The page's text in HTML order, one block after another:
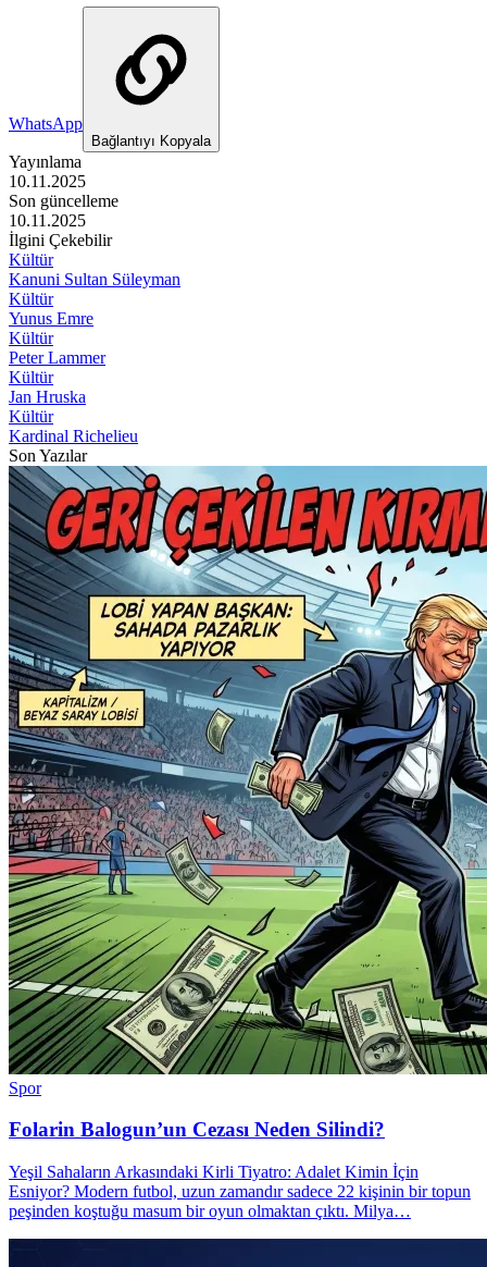
WhatsApp
Bağlantıyı Kopyala
Yayınlama
10.11.2025
Son güncelleme
10.11.2025
İlgini Çekebilir
Kültür
Kanuni Sultan Süleyman
Kültür
Yunus Emre
Kültür
Peter Lammer
Kültür
Jan Hruska
Kültür
Kardinal Richelieu
Son Yazılar
Spor
Folarin Balogun’un Cezası Neden Silindi?
Yeşil Sahaların Arkasındaki Kirli Tiyatro: Adalet Kimin İçin
Esniyor? Modern futbol, uzun zamandır sadece 22 kişinin bir topun
peşinden koştuğu masum bir oyun olmaktan çıktı. Milya…